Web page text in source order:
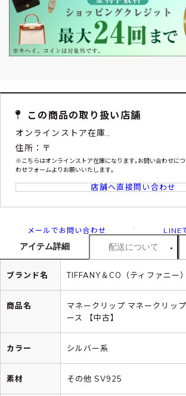
この商品の取り扱い店舗
オンラインストア在庫..
住所：〒
※こちらはオンラインストア在庫になります｡お問い合わせに
わせフォームよりお願いいたします｡
店舗へ直接問い合わせ
メールでお問い合わせ LINE
アイテム詳細 配送について
ブランド名 TIFFANY＆CO（ティファニー）
商品名
マネークリップ マネークリッ
ース 【中古】
カラー シルバー系
素材 その他 SV925